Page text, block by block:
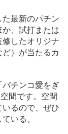
最新のパチン
、試打または
したオリジナ
）が当たるカ
チンコ愛をぎ
間です。空間
るので、ぜひ
いる。